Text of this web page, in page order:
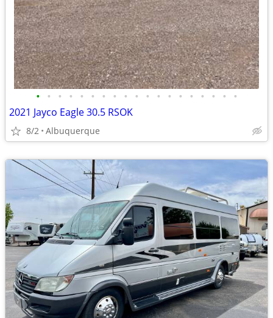
• • • • • • • • • • • • • • • • • • •
2021 Jayco Eagle 30.5 RSOK
8/2 Albuquerque